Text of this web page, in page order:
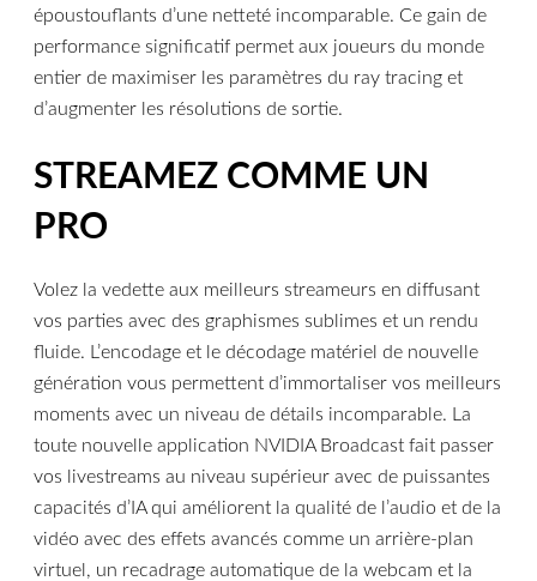
époustouflants d’une netteté incomparable. Ce gain de
performance significatif permet aux joueurs du monde
entier de maximiser les paramètres du ray tracing et
d’augmenter les résolutions de sortie.
STREAMEZ COMME UN
PRO
Volez la vedette aux meilleurs streameurs en diffusant
vos parties avec des graphismes sublimes et un rendu
fluide. L’encodage et le décodage matériel de nouvelle
génération vous permettent d’immortaliser vos meilleurs
moments avec un niveau de détails incomparable. La
toute nouvelle application NVIDIA Broadcast fait passer
vos livestreams au niveau supérieur avec de puissantes
capacités d’IA qui améliorent la qualité de l’audio et de la
vidéo avec des effets avancés comme un arrière-plan
virtuel, un recadrage automatique de la webcam et la